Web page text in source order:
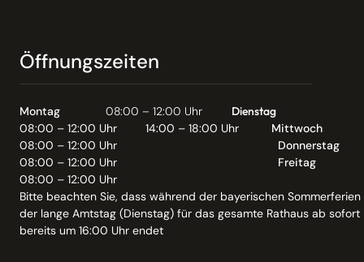
Öffnungszeiten
Montag 08:00 – 12:00 Uhr
Dienstag
08:00 – 12:00 Uhr
14:00 – 18:00 Uhr
Mittwoch
08:00 – 12:00 Uhr
Donnerstag
08:00 – 12:00 Uhr
Freitag
08:00 – 12:00 Uhr
Bitte beachten Sie, dass während der bayerischen Sommerferien
der lange Amtstag (Dienstag) für das gesamte Rathaus ab sofort
bereits um 16:00 Uhr endet